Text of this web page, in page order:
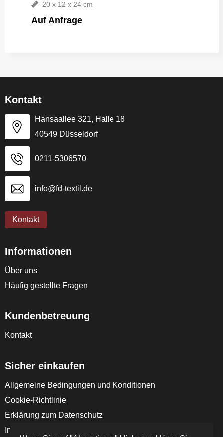
20 x 12 x 24 cm
Auf Anfrage
Kontakt
Hansaallee 321, Halle 18
40549 Düsseldorf
0211-5306570
info@fd-textil.de
Kontakt
Informationen
Über uns
Häufig gestellte Fragen
Kundenbetreuung
Kontakt
Sicher einkaufen
Allgemeine Bedingungen und Konditionen
Cookie-Richtlinie
Erklärung zum Datenschutz
Impressum